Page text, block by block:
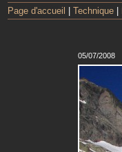
Page d'accueil Technique
05/07/2008